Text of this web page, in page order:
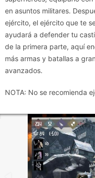
en asuntos militares.
ejército, el ejército que te
ayudará a defender tu
de la primera parte, aquí
más armas y batallas a
avanzados.
NOTA: No se recomienda